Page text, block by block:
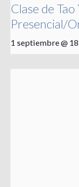
Clase de
Presencial/
1 septiembre @